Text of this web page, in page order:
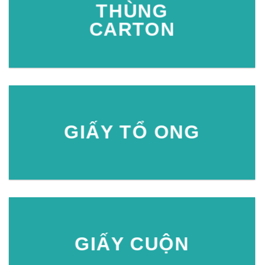
THÙNG
CARTON
GIẤY TỔ ONG
GIẤY CUỘN